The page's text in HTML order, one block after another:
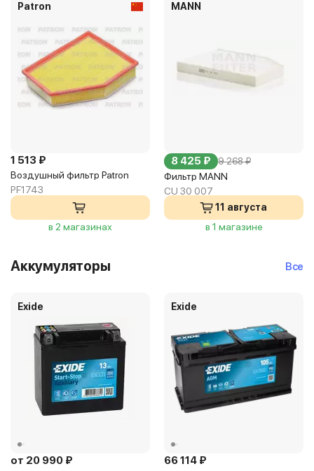
Patron
1 513 ₽
Воздушный фильтр Patron
PF1743
в 2 магазинах
MANN
8 425 ₽ 9 268 ₽
Фильтр MANN
CU 30 007
11 августа
в 1 магазине
Аккумуляторы Все
Exide
от 20 990 ₽
Exide
66 114 ₽